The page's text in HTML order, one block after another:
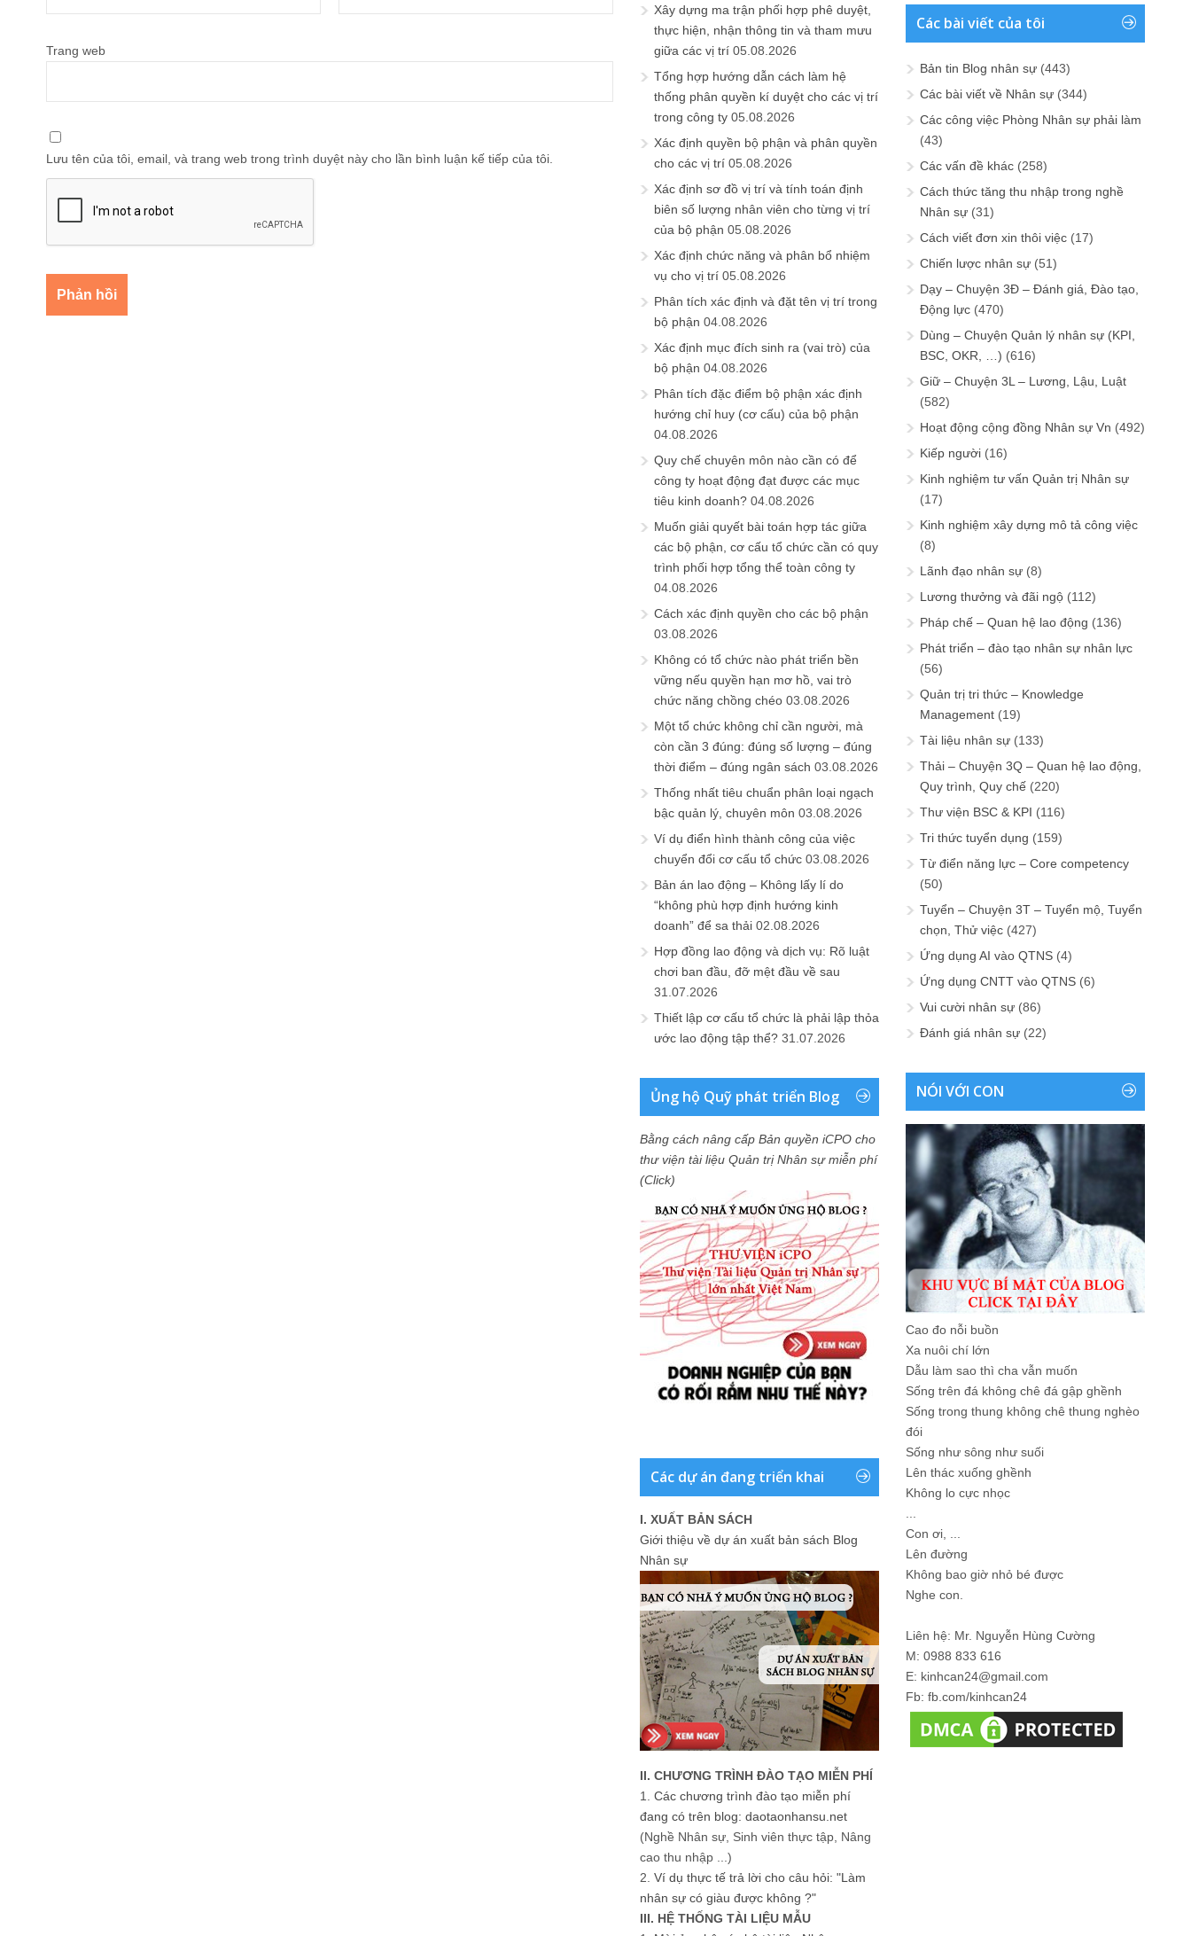
Trang web
Lưu tên của tôi, email, và trang web trong trình duyệt này cho lần bình luận kế tiếp của tôi.
Xây dựng ma trận phối hợp phê duyệt,
thực hiện, nhận thông tin và tham mưu
giữa các vị trí 05.08.2026
Tổng hợp hướng dẫn cách làm hệ
thống phân quyền kí duyệt cho các vị trí
trong công ty 05.08.2026
Xác định quyền bộ phận và phân quyền
cho các vị trí 05.08.2026
Xác định sơ đồ vị trí và tính toán định
biên số lượng nhân viên cho từng vị trí
của bộ phận 05.08.2026
Xác định chức năng và phân bổ nhiệm
vụ cho vị trí 05.08.2026
Phân tích xác định và đặt tên vị trí trong
bộ phận 04.08.2026
Xác định mục đích sinh ra (vai trò) của
bộ phận 04.08.2026
Phân tích đặc điểm bộ phận xác định
hướng chỉ huy (cơ cấu) của bộ phận
04.08.2026
Quy chế chuyên môn nào cần có để
công ty hoạt động đạt được các mục
tiêu kinh doanh? 04.08.2026
Muốn giải quyết bài toán hợp tác giữa
các bộ phận, cơ cấu tổ chức cần có quy
trình phối hợp tổng thể toàn công ty
04.08.2026
Cách xác định quyền cho các bộ phận
03.08.2026
Không có tổ chức nào phát triển bền
vững nếu quyền hạn mơ hồ, vai trò
chức năng chồng chéo 03.08.2026
Một tổ chức không chỉ cần người, mà
còn cần 3 đúng: đúng số lượng – đúng
thời điểm – đúng ngân sách 03.08.2026
Thống nhất tiêu chuẩn phân loại ngạch
bậc quản lý, chuyên môn 03.08.2026
Ví dụ điển hình thành công của việc
chuyển đổi cơ cấu tổ chức 03.08.2026
Bản án lao động – Không lấy lí do
“không phù hợp định hướng kinh
doanh” để sa thải 02.08.2026
Hợp đồng lao động và dịch vụ: Rõ luật
chơi ban đầu, đỡ mệt đầu về sau
31.07.2026
Thiết lập cơ cấu tổ chức là phải lập thỏa
ước lao động tập thể? 31.07.2026
Ủng hộ Quỹ phát triển Blog
Bằng cách nâng cấp Bản quyền iCPO cho
thư viện tài liệu Quản trị Nhân sự miễn phí
(Click)
Các dự án đang triển khai
I. XUẤT BẢN SÁCH
Giới thiệu về dự án xuất bản sách Blog
Nhân sự
II. CHƯƠNG TRÌNH ĐÀO TẠO MIỄN PHÍ
1. Các chương trình đào tạo miễn phí
đang có trên blog: daotaonhansu.net
(Nghề Nhân sự, Sinh viên thực tập, Nâng
cao thu nhập ...)
2. Ví dụ thực tế trả lời cho câu hỏi: "Làm
nhân sự có giàu được không ?"
III. HỆ THỐNG TÀI LIỆU MẪU
Các bài viết của tôi
Bản tin Blog nhân sự (443)
Các bài viết về Nhân sự (344)
Các công việc Phòng Nhân sự phải làm
(43)
Các vấn đề khác (258)
Cách thức tăng thu nhập trong nghề
Nhân sự (31)
Cách viết đơn xin thôi việc (17)
Chiến lược nhân sự (51)
Dạy – Chuyện 3Đ – Đánh giá, Đào tạo,
Động lực (470)
Dùng – Chuyện Quản lý nhân sự (KPI,
BSC, OKR, …) (616)
Giữ – Chuyện 3L – Lương, Lậu, Luật
(582)
Hoạt động cộng đồng Nhân sự Vn (492)
Kiếp người (16)
Kinh nghiệm tư vấn Quản trị Nhân sự
(17)
Kinh nghiệm xây dựng mô tả công việc
(8)
Lãnh đạo nhân sự (8)
Lương thưởng và đãi ngộ (112)
Pháp chế – Quan hệ lao động (136)
Phát triển – đào tạo nhân sự nhân lực
(56)
Quản trị tri thức – Knowledge
Management (19)
Tài liệu nhân sự (133)
Thải – Chuyện 3Q – Quan hệ lao động,
Quy trình, Quy chế (220)
Thư viện BSC & KPI (116)
Tri thức tuyển dụng (159)
Từ điển năng lực – Core competency
(50)
Tuyển – Chuyện 3T – Tuyển mộ, Tuyển
chọn, Thử việc (427)
Ứng dụng AI vào QTNS (4)
Ứng dụng CNTT vào QTNS (6)
Vui cười nhân sự (86)
Đánh giá nhân sự (22)
NÓI VỚI CON
Cao đo nỗi buồn
Xa nuôi chí lớn
Dẫu làm sao thì cha vẫn muốn
Sống trên đá không chê đá gập ghềnh
Sống trong thung không chê thung nghèo
đói
Sống như sông như suối
Lên thác xuống ghềnh
Không lo cực nhọc
Con ơi, ...
Lên đường
Không bao giờ nhỏ bé được
Nghe con.
Liên hệ: Mr. Nguyễn Hùng Cường
M: 0988 833 616
E: kinhcan24@gmail.com
Fb: fb.com/kinhcan24